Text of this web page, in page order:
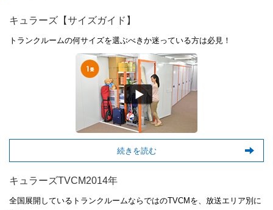
キュラーズ【サイズガイド】
トランクルームの何サイズを選ぶべきか迷っている方は必見！
続きを読む
キュラーズTVCM2014年
全国展開しているトランクルームならではのTVCMを、放送エリア別に